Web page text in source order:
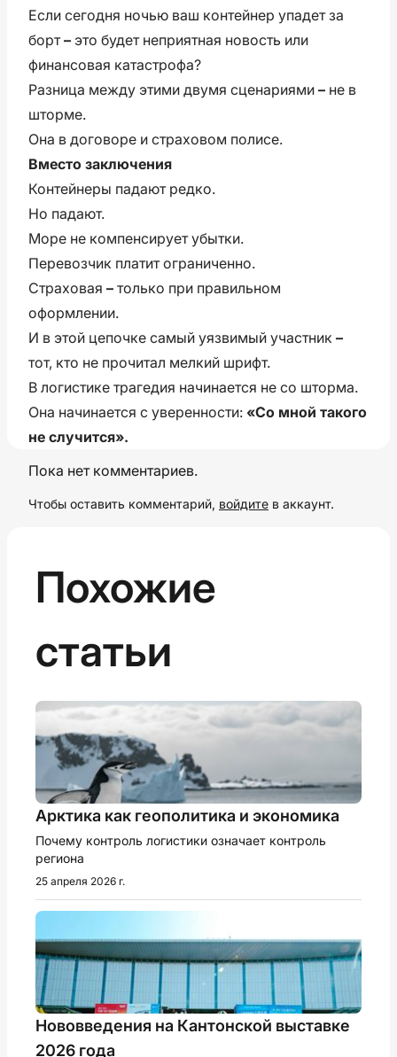
Если сегодня ночью ваш контейнер упадет за
борт– это будет неприятная новость или
финансовая катастрофа?
Разница между этими двумя сценариями – не в
шторме.
Она в договоре и страховом полисе.
Вместо заключения
Контейнеры падают редко.
Но падают.
Море не компенсирует убытки.
Перевозчик платит ограниченно.
Страховая – только при правильном
оформлении.
И в этой цепочке самый уязвимый участник –
тот, кто не прочитал мелкий шрифт.
В логистике трагедия начинается не со шторма.
Она начинается с уверенности: «Со мной такого
не случится».
Пока нет комментариев.
Чтобы оставить комментарий, войдите в аккаунт.
Похожие
статьи
Арктика как геополитика и экономика
Почему контроль логистики означает контроль
региона
25 апреля 2026 г.
Нововведения на Кантонской выставке
2026 года